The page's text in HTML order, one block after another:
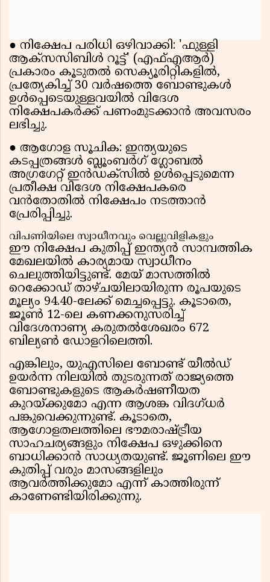
● നിക്ഷേപ പരിധി ഒഴിവാക്കി: 'ഫുള്ളി
ആക്‌സസിബിൾ റൂട്ട്' (എഫ്എആർ)
പ്രകാരം കൂടുതൽ സെക്യൂരിറ്റികളിൽ,
പ്രത്യേകിച്ച് 30 വർഷത്തെ ബോണ്ടുകൾ
ഉൾപ്പെടെയുള്ളവയിൽ വിദേശ
നിക്ഷേപകർക്ക് പണംമുടക്കാൻ അവസരം
ലഭിച്ചു.
● ആഗോള സൂചിക: ഇന്ത്യയുടെ
കടപ്പത്രങ്ങൾ ബ്ലൂംബർഗ് ഗ്ലോബൽ
അഗ്രഗേറ്റ് ഇൻഡക്സിൽ ഉൾപ്പെടുമെന്ന
പ്രതീക്ഷ വിദേശ നിക്ഷേപകരെ
വൻതോതിൽ നിക്ഷേപം നടത്താൻ
പ്രേരിപ്പിച്ചു.
വിപണിയിലെ സ്വാധീനവും വെല്ലുവിളികളും
ഈ നിക്ഷേപ കുതിപ്പ് ഇന്ത്യൻ സാമ്പത്തിക
മേഖലയിൽ കാര്യമായ സ്വാധീനം
ചെലുത്തിയിട്ടുണ്ട്. മേയ് മാസത്തിൽ
റെക്കോഡ് താഴ്‌ചയിലായിരുന്ന രൂപയുടെ
മൂല്യം 94.40-ലേക്ക് മെച്ചപ്പെട്ടു. കൂടാതെ,
ജൂൺ 12-ലെ കണക്കനുസരിച്ച്
വിദേശനാണ്യ കരുതൽശേഖരം 672
ബില്യൺ ഡോളറിലെത്തി.
എങ്കിലും, യുഎസിലെ ബോണ്ട് യീൽഡ്
ഉയർന്ന നിലയിൽ തുടരുന്നത് രാജ്യത്തെ
ബോണ്ടുകളുടെ ആകർഷണീയത
കുറയ്ക്കുമോ എന്ന ആശങ്ക വിദഗ്ധർ
പങ്കുവെക്കുന്നുണ്ട്. കൂടാതെ,
ആഗോളതലത്തിലെ ഭൗമരാഷ്ട്രീയ
സാഹചര്യങ്ങളും നിക്ഷേപ ഒഴുക്കിനെ
ബാധിക്കാൻ സാധ്യതയുണ്ട്. ജൂണിലെ ഈ
കുതിപ്പ് വരും മാസങ്ങളിലും
ആവർത്തിക്കുമോ എന്ന് കാത്തിരുന്ന്
കാണേണ്ടിയിരിക്കുന്നു.